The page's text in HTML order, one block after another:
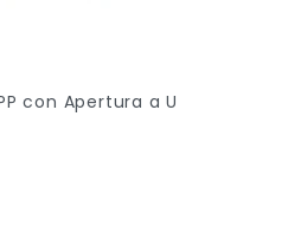
con Apertura a U